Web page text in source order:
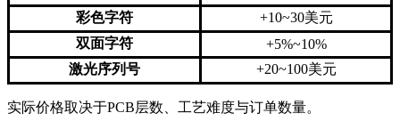
彩色字符
+10~30美元
双面字符
+5%~10%
激光序列号
+20~100美元
实际价格取决于PCB层数、工艺难度与订单数量。